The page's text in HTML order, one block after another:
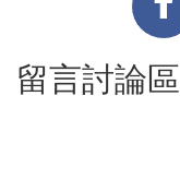
留言討論區